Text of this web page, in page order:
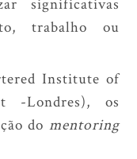
trabalho ou
Institute of
-Londres), os
do mentoring